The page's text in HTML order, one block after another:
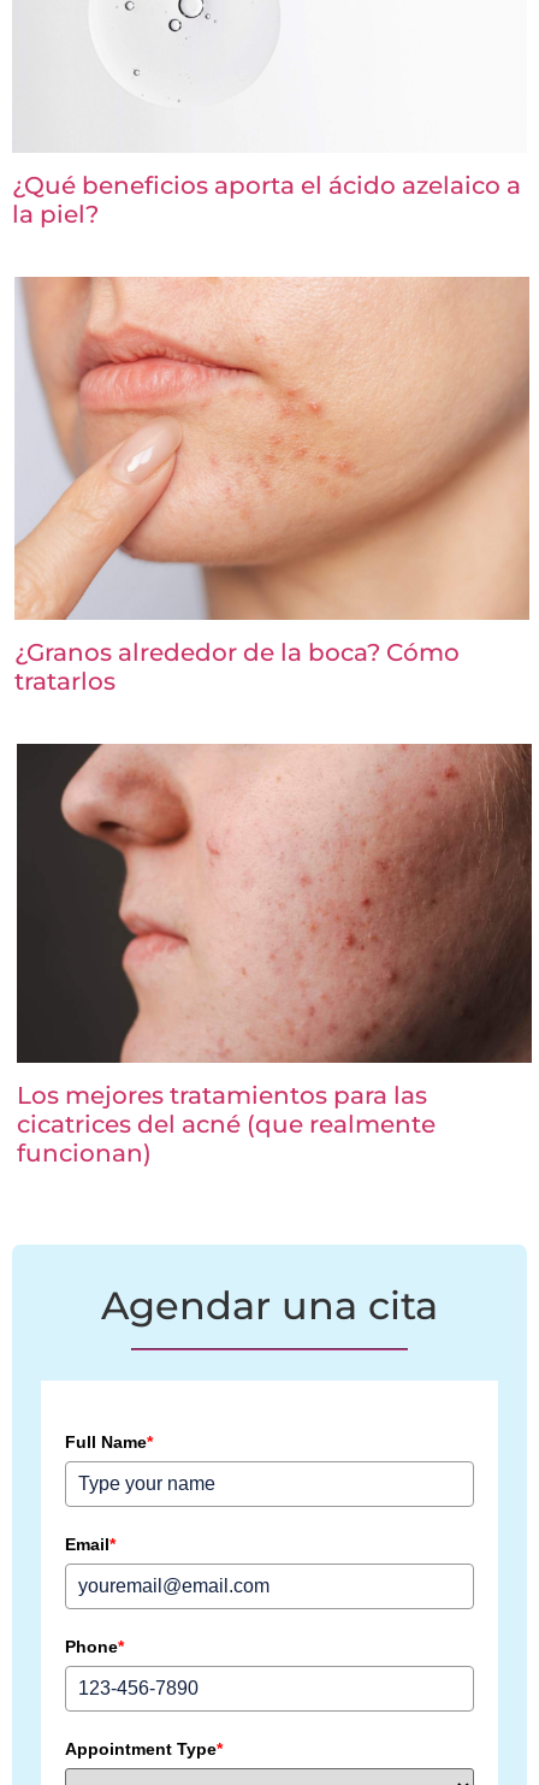
¿Qué beneficios aporta el ácido azelaico a
la piel?
¿Granos alrededor de la boca? Cómo
tratarlos
Los mejores tratamientos para las
cicatrices del acné (que realmente
funcionan)
Agendar una cita
Full Name*
Email*
Phone*
Appointment Type*